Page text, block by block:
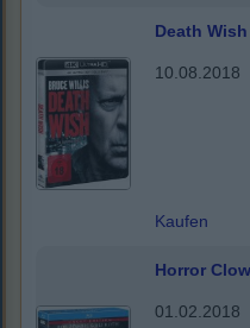
Death
10.08.2018
Kaufen
Horror
01.02.2018